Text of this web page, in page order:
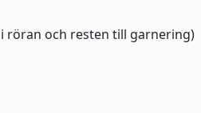
röran och resten till garnering)